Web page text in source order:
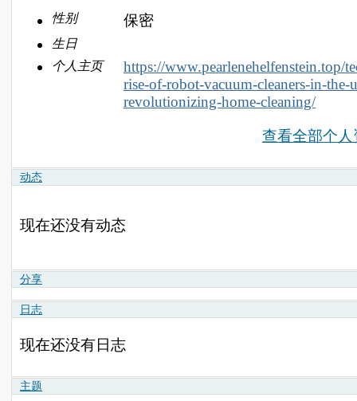
性别 保密
生日
个人主页
https://www.pearlenehelfenstein.top/
rise-of-robot-vacuum-cleaners-in-the-
revolutionizing-home-cleaning/
查看全部个人
动态
现在还没有动态
分享
日志
现在还没有日志
主题